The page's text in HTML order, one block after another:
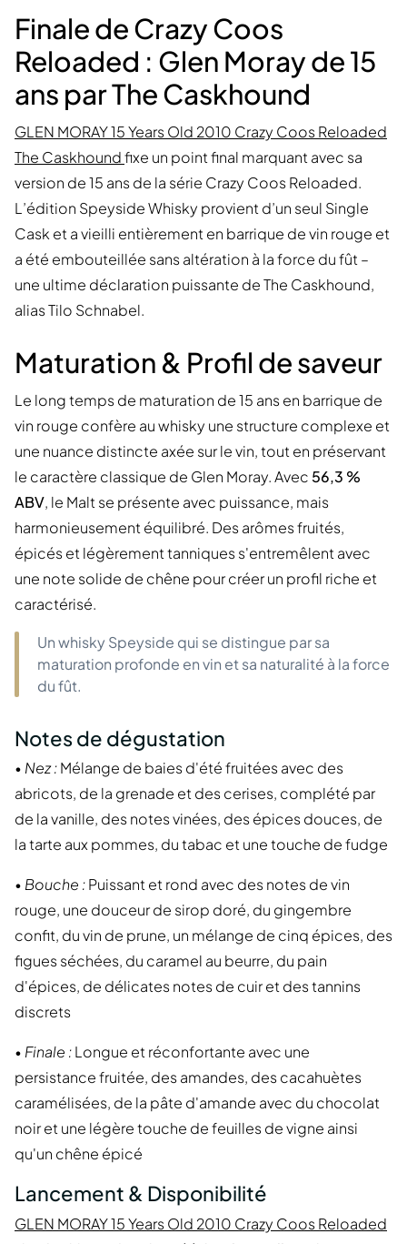
Finale de Crazy Coos
Reloaded : Glen Moray de 15
ans par The Caskhound
GLEN MORAY 15 Years Old 2010 Crazy Coos Reloaded
The Caskhoundfixe un point final marquant avec sa
version de 15 ans de la série Crazy Coos Reloaded.
L’édition Speyside Whisky provient d’un seul Single
Cask et a vieilli entièrement en barrique de vin rouge et
a été embouteillée sans altération à la force du fût –
une ultime déclaration puissante de The Caskhound,
alias Tilo Schnabel.
Maturation & Profil de saveur
Le long temps de maturation de 15 ans en barrique de
vin rouge confère au whisky une structure complexe et
une nuance distincte axée sur le vin, tout en préservant
le caractère classique de Glen Moray. Avec 56,3 %
ABV, le Malt se présente avec puissance, mais
harmonieusement équilibré. Des arômes fruités,
épicés et légèrement tanniques s'entremêlent avec
une note solide de chêne pour créer un profil riche et
caractérisé.
Un whisky Speyside qui se distingue par sa
maturation profonde en vin et sa naturalité à la force
du fût.
Notes de dégustation
• Nez :Mélange de baies d'été fruitées avec des
abricots, de la grenade et des cerises, complété par
de la vanille, des notes vinées, des épices douces, de
la tarte aux pommes, du tabac et une touche de fudge
• Bouche :Puissant et rond avec des notes de vin
rouge, une douceur de sirop doré, du gingembre
confit, du vin de prune, un mélange de cinq épices, des
figues séchées, du caramel au beurre, du pain
d'épices, de délicates notes de cuir et des tannins
discrets
• Finale :Longue et réconfortante avec une
persistance fruitée, des amandes, des cacahuètes
caramélisées, de la pâte d'amande avec du chocolat
noir et une légère touche de feuilles de vigne ainsi
qu'un chêne épicé
Lancement & Disponibilité
GLEN MORAY 15 Years Old 2010 Crazy Coos Reloaded